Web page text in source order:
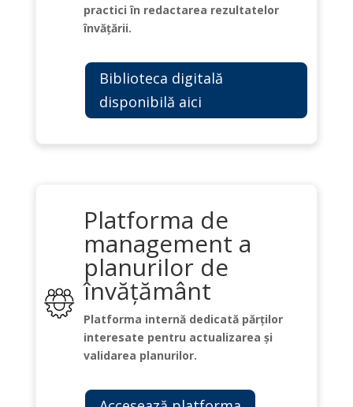
practici în redactarea rezultatelor
învățării.
Biblioteca digitală
disponibilă aici
Platforma de
management a
planurilor de
învățământ
Platforma internă dedicată părților
interesate pentru actualizarea și
validarea planurilor.